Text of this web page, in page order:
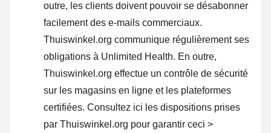
outre, les clients doivent pouvoir se désabonner
facilement des e-mails commerciaux.
Thuiswinkel.org communique régulièrement ses
obligations à Unlimited Health. En outre,
Thuiswinkel.org effectue un contrôle de sécurité
sur les magasins en ligne et les plateformes
certifiées. Consultez ici les dispositions prises
par Thuiswinkel.org pour garantir ceci >